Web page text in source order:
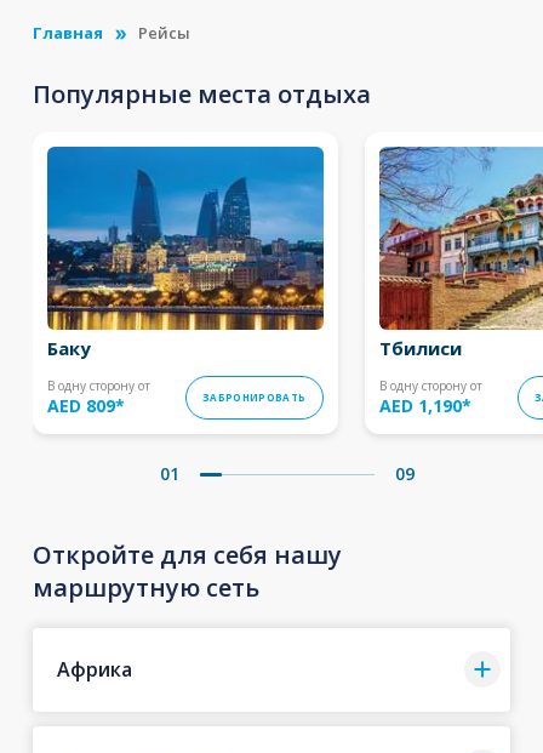
Главная Рейсы
Популярные места отдыха
Баку
В одну сторону от
AED 809* ЗАБРОНИРОВАТЬ
Тбилиси
В одну сторону от
AED 1,190*
01 09
Откройте для себя нашу
маршрутную сеть
Африка